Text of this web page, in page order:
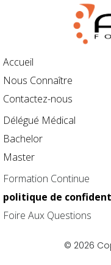
Accueil
Nous Connaître
Contactez-nous
Délégué Médical
Bachelor
Master
Formation Continue
politique de
Foire Aux Questions
© 2026